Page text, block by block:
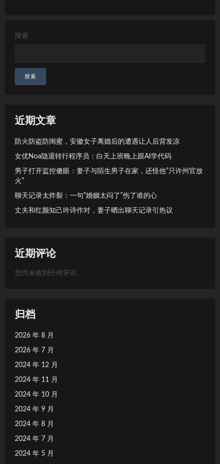
搜索
搜索
近期文章
防火防盗防闺蜜，安徽女子离婚后的遭遇让人后背发凉
女优Noa隐退转行程序员：白天上班晚上跟AI学代码
男子打开监控傻眼：妻子与陌生男子在家，还怪他”只许州官放
火”
聊天记录太炸裂：一句”婚姻太闷了”伤了谁的心
丈夫和红颜知己吟诗作对，妻子晒出聊天记录引热议
近期评论
您尚未收到任何评论。
归档
2026 年 8 月
2026 年 7 月
2024 年 12 月
2024 年 11 月
2024 年 10 月
2024 年 9 月
2024 年 8 月
2024 年 7 月
2024 年 5 月